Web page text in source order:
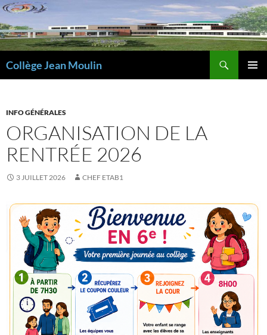
Aller
au
contenu
Collège Jean Moulin
INFO GÉNÉRALES
ORGANISATION DE LA
RENTRÉE 2026
3 JUILLET 2026 CHEF ETAB1